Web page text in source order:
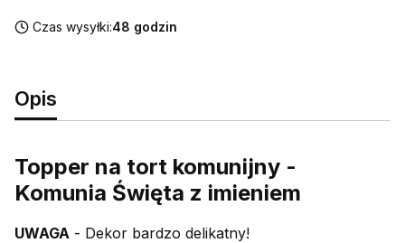
Czas wysyłki:48 godzin
Opis
Topper na tort komunijny -
Komunia Święta z imieniem
UWAGA - Dekor bardzo delikatny!